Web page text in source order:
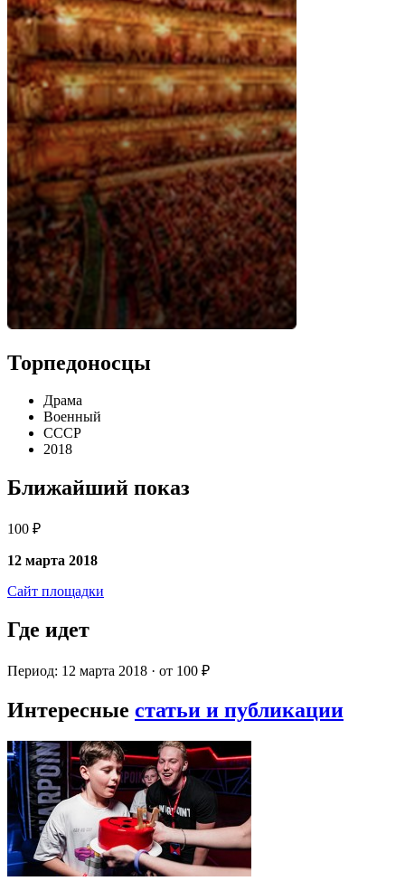
Торпедоносцы
Драма
Военный
СССР
2018
Ближайший показ
100 ₽
12 марта 2018
Сайт площадки
Где идет
Период: 12 марта 2018 · от 100 ₽
Интересные статьи и публикации